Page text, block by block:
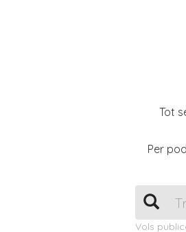
Tot
Per
Vols